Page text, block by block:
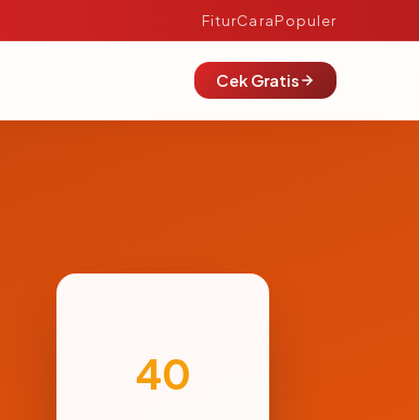
FiturCaraPopuler
Cek Gratis
40